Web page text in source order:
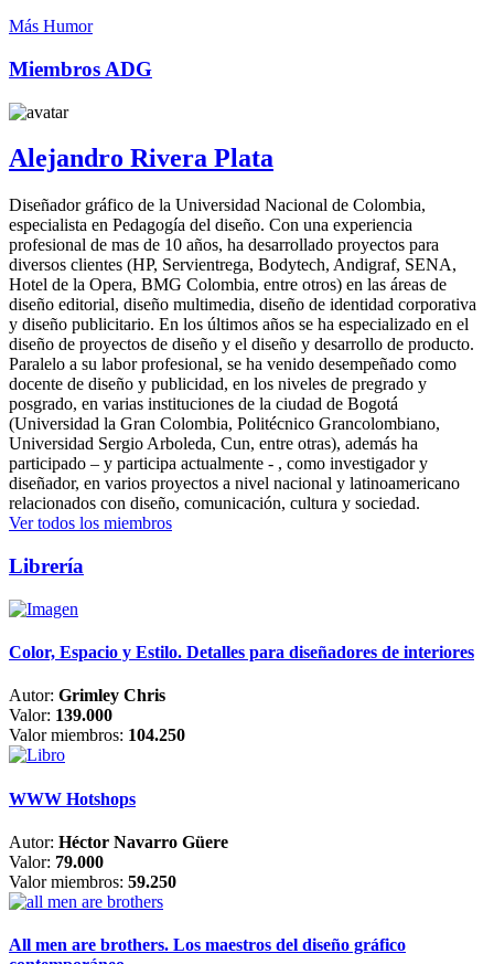
Más Humor
Miembros ADG
Alejandro Rivera Plata
Diseñador gráfico de la Universidad Nacional de Colombia,
especialista en Pedagogía del diseño. Con una experiencia
profesional de mas de 10 años, ha desarrollado proyectos para
diversos clientes (HP, Servientrega, Bodytech, Andigraf, SENA,
Hotel de la Opera, BMG Colombia, entre otros) en las áreas de
diseño editorial, diseño multimedia, diseño de identidad corporativa
y diseño publicitario. En los últimos años se ha especializado en el
diseño de proyectos de diseño y el diseño y desarrollo de producto.
Paralelo a su labor profesional, se ha venido desempeñado como
docente de diseño y publicidad, en los niveles de pregrado y
posgrado, en varias instituciones de la ciudad de Bogotá
(Universidad la Gran Colombia, Politécnico Grancolombiano,
Universidad Sergio Arboleda, Cun, entre otras), además ha
participado – y participa actualmente - , como investigador y
diseñador, en varios proyectos a nivel nacional y latinoamericano
relacionados con diseño, comunicación, cultura y sociedad.
Ver todos los miembros
Librería
Color, Espacio y Estilo. Detalles para diseñadores de interiores
Autor: Grimley Chris
Valor: 139.000
Valor miembros: 104.250
WWW Hotshops
Autor: Héctor Navarro Güere
Valor: 79.000
Valor miembros: 59.250
All men are brothers. Los maestros del diseño gráfico